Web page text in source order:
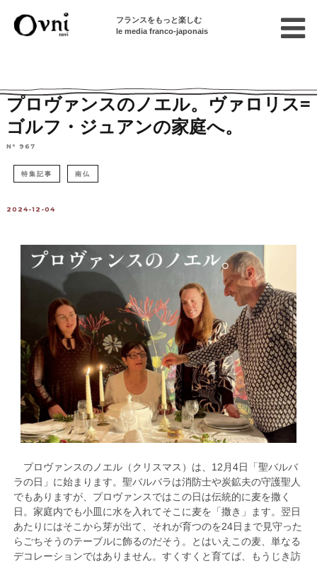
フランスをもっと楽しむ
le media franco-japonais
プロヴァンスのノエル。ヴァロリス=
ゴルフ・ジュアンの家庭へ。
N° 967
特集記事 南仏
2024-12-04
プロヴァンスのノエル（クリスマス）は、12月4日「聖バルバ
ラの日」に始まります。聖バルバラは消防士や炭鉱夫の守護聖人
でもありますが、プロヴァンスではこの日は伝統的に麦を撒く
日。家庭内でも小皿に水を入れてそこに麦を「撒き」ます。翌日
あたりにはそこから芽が出て、それが育つのを24日まで見守った
らごちそうのテーブルに飾るのだそう。とはいえこの麦、単なる
デコレーションではありません。すくすくと育てば、もうじき訪